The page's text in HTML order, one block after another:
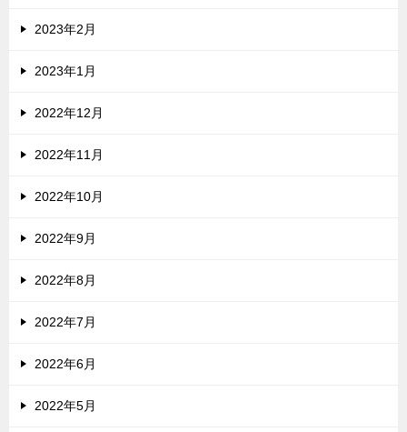
2023年2月
2023年1月
2022年12月
2022年11月
2022年10月
2022年9月
2022年8月
2022年7月
2022年6月
2022年5月